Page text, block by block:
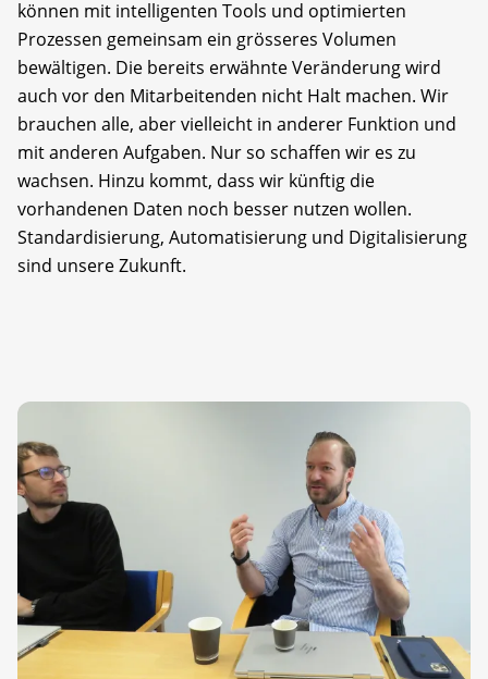
können mit intelligenten Tools und optimierten
Prozessen gemeinsam ein grösseres Volumen
bewältigen. Die bereits erwähnte Veränderung wird
auch vor den Mitarbeitenden nicht Halt machen. Wir
brauchen alle, aber vielleicht in anderer Funktion und
mit anderen Aufgaben. Nur so schaffen wir es zu
wachsen. Hinzu kommt, dass wir künftig die
vorhandenen Daten noch besser nutzen wollen.
Standardisierung, Automatisierung und Digitalisierung
sind unsere Zukunft.